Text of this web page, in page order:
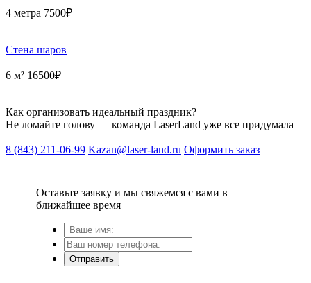
4 метра 7500₽
Cтена шаров
6 м² 16500₽
Как организовать идеальный праздник?
Не ломайте голову — команда LaserLand уже все придумала
8 (843) 211-06-99 Kazan@laser-land.ru Оформить заказ
Оставьте заявку и мы свяжемся с вами в
ближайшее время
Отправить